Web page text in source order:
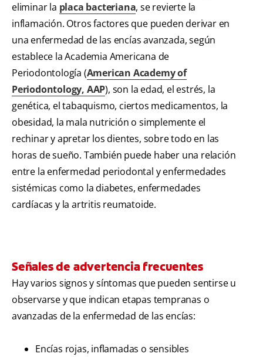
eliminar la placa bacteriana, se revierte la
inflamación. Otros factores que pueden derivar en
una enfermedad de las encías avanzada, según
establece la Academia Americana de
Periodontología (American Academy of
Periodontology, AAP), son la edad, el estrés, la
genética, el tabaquismo, ciertos medicamentos, la
obesidad, la mala nutrición o simplemente el
rechinar y apretar los dientes, sobre todo en las
horas de sueño. También puede haber una relación
entre la enfermedad periodontal y enfermedades
sistémicas como la diabetes, enfermedades
cardíacas y la artritis reumatoide.
Señales de advertencia frecuentes
Hay varios signos y síntomas que pueden sentirse u
observarse y que indican etapas tempranas o
avanzadas de la enfermedad de las encías:
Encías rojas, inflamadas o sensibles